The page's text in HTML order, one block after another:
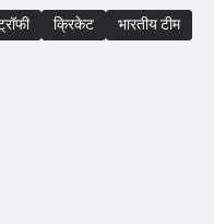
क्रिकेट भारतीय टीम